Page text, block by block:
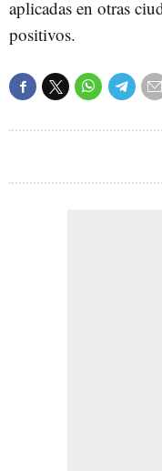
aplicadas en otras
positivos.